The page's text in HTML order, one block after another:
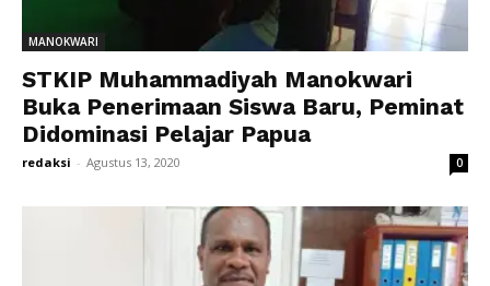
MANOKWARI
STKIP Muhammadiyah Manokwari
Buka Penerimaan Siswa Baru, Peminat
Didominasi Pelajar Papua
redaksi - Agustus 13, 2020 0